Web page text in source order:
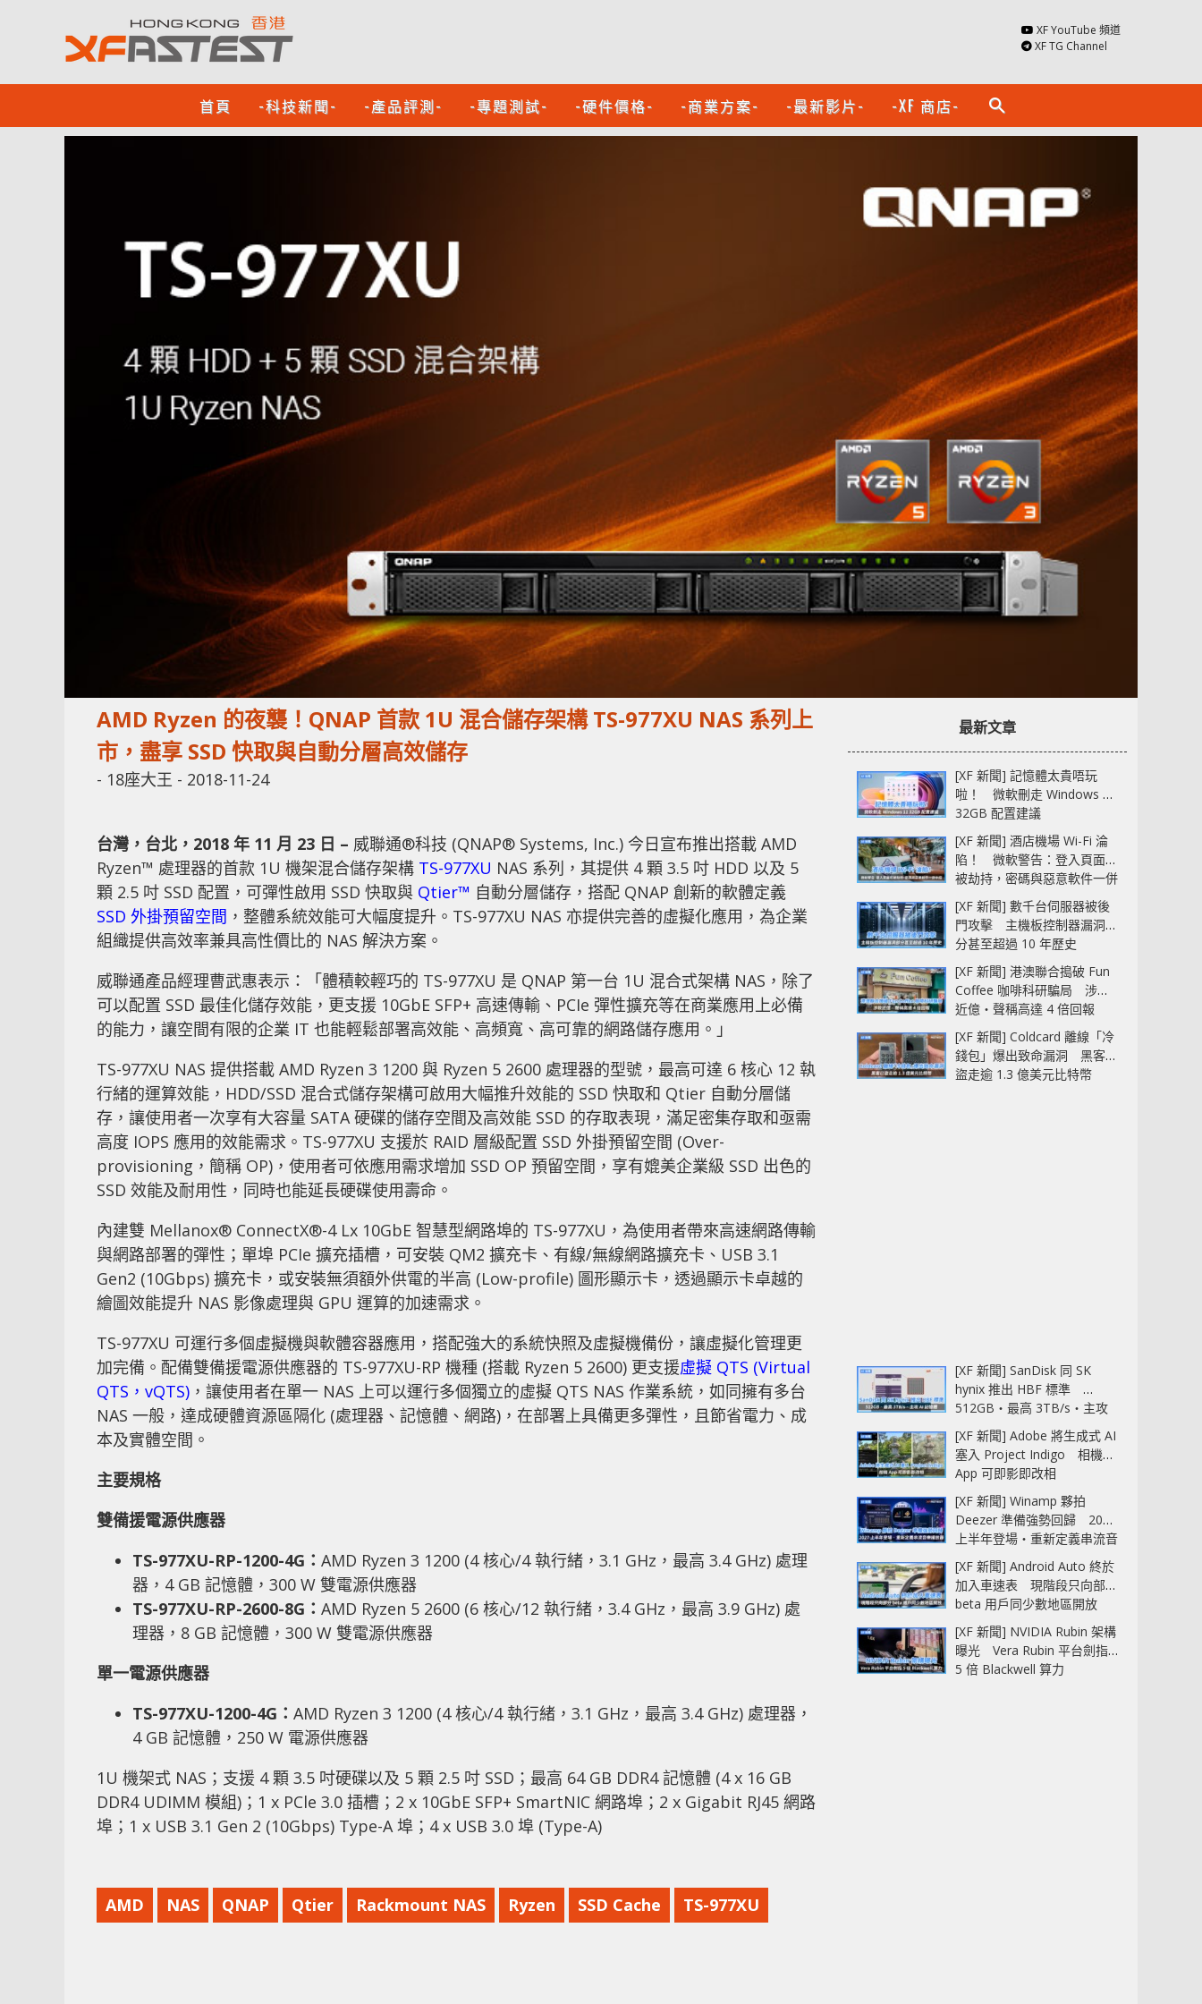
XF YouTube 頻道
XF TG Channel
首頁 -科技新聞- -產品評測- -專題測試- -硬件價格- -商業方案- -最新影片- -XF 商店- search
AMD Ryzen 的夜襲！QNAP 首款 1U 混合儲存架構 TS-977XU NAS 系列上
市，盡享 SSD 快取與自動分層高效儲存
- 18座大王 - 2018-11-24
台灣，台北，2018 年 11 月 23 日 – 威聯通®科技 (QNAP® Systems, Inc.) 今日宣布推出搭載 AMD
Ryzen™ 處理器的首款 1U 機架混合儲存架構 TS-977XU NAS 系列，其提供 4 顆 3.5 吋 HDD 以及 5
顆 2.5 吋 SSD 配置，可彈性啟用 SSD 快取與 Qtier™ 自動分層儲存，搭配 QNAP 創新的軟體定義
SSD 外掛預留空間 ，整體系統效能可大幅度提升。TS-977XU NAS 亦提供完善的虛擬化應用，為企業
組織提供高效率兼具高性價比的 NAS 解決方案。
威聯通產品經理曹武惠表示：「體積較輕巧的 TS-977XU 是 QNAP 第一台 1U 混合式架構 NAS，除了
可以配置 SSD 最佳化儲存效能，更支援 10GbE SFP+ 高速傳輸、PCIe 彈性擴充等在商業應用上必備
的能力，讓空間有限的企業 IT 也能輕鬆部署高效能、高頻寬、高可靠的網路儲存應用。」
TS-977XU NAS 提供搭載 AMD Ryzen 3 1200 與 Ryzen 5 2600 處理器的型號，最高可達 6 核心 12 執
行緒的運算效能，HDD/SSD 混合式儲存架構可啟用大幅推升效能的 SSD 快取和 Qtier 自動分層儲
存，讓使用者一次享有大容量 SATA 硬碟的儲存空間及高效能 SSD 的存取表現，滿足密集存取和亟需
高度 IOPS 應用的效能需求。TS-977XU 支援於 RAID 層級配置 SSD 外掛預留空間 (Over-
provisioning，簡稱 OP)，使用者可依應用需求增加 SSD OP 預留空間，享有媲美企業級 SSD 出色的
SSD 效能及耐用性，同時也能延長硬碟使用壽命。
內建雙 Mellanox® ConnectX®-4 Lx 10GbE 智慧型網路埠的 TS-977XU，為使用者帶來高速網路傳輸
與網路部署的彈性；單埠 PCIe 擴充插槽，可安裝 QM2 擴充卡、有線/無線網路擴充卡、USB 3.1
Gen2 (10Gbps) 擴充卡，或安裝無須額外供電的半高 (Low-profile) 圖形顯示卡，透過顯示卡卓越的
繪圖效能提升 NAS 影像處理與 GPU 運算的加速需求。
TS-977XU 可運行多個虛擬機與軟體容器應用，搭配強大的系統快照及虛擬機備份，讓虛擬化管理更
加完備。配備雙備援電源供應器的 TS-977XU-RP 機種 (搭載 Ryzen 5 2600) 更支援虛擬 QTS (Virtual
QTS，vQTS) ，讓使用者在單一 NAS 上可以運行多個獨立的虛擬 QTS NAS 作業系統，如同擁有多台
NAS 一般，達成硬體資源區隔化 (處理器、記憶體、網路)，在部署上具備更多彈性，且節省電力、成
本及實體空間。
主要規格
雙備援電源供應器
TS-977XU-RP-1200-4G： AMD Ryzen 3 1200 (4 核心/4 執行緒，3.1 GHz，最高 3.4 GHz) 處理
器，4 GB 記憶體，300 W 雙電源供應器
TS-977XU-RP-2600-8G： AMD Ryzen 5 2600 (6 核心/12 執行緒，3.4 GHz，最高 3.9 GHz) 處
理器，8 GB 記憶體，300 W 雙電源供應器
單一電源供應器
TS-977XU-1200-4G： AMD Ryzen 3 1200 (4 核心/4 執行緒，3.1 GHz，最高 3.4 GHz) 處理器，
4 GB 記憶體，250 W 電源供應器
1U 機架式 NAS；支援 4 顆 3.5 吋硬碟以及 5 顆 2.5 吋 SSD；最高 64 GB DDR4 記憶體 (4 x 16 GB
DDR4 UDIMM 模組)；1 x PCle 3.0 插槽；2 x 10GbE SFP+ SmartNIC 網路埠；2 x Gigabit RJ45 網路
埠；1 x USB 3.1 Gen 2 (10Gbps) Type-A 埠；4 x USB 3.0 埠 (Type-A)
AMD NAS QNAP Qtier Rackmount NAS Ryzen SSD Cache TS-977XU
最新文章
[XF 新聞] 記憶體太貴唔玩
啦！ 微軟刪走 Windows 11
32GB 配置建議
[XF 新聞] 酒店機場 Wi-Fi 淪
陷！ 微軟警告：登入頁面可
被劫持，密碼與惡意軟件一併
中招
[XF 新聞] 數千台伺服器被後
門攻擊 主機板控制器漏洞部
分甚至超過 10 年歷史
[XF 新聞] 港澳聯合搗破 Fun
Coffee 咖啡科研騙局 涉款
近億‧聲稱高達 4 倍回報
[XF 新聞] Coldcard 離線「冷
錢包」爆出致命漏洞 黑客已
盜走逾 1.3 億美元比特幣
[XF 新聞] SanDisk 同 SK
hynix 推出 HBF 標準
512GB‧最高 3TB/s‧主攻
AI 記憶體
[XF 新聞] Adobe 將生成式 AI
塞入 Project Indigo 相機
App 可即影即改相
[XF 新聞] Winamp 夥拍
Deezer 準備強勢回歸 2027
上半年登場‧重新定義串流音
樂播放器
[XF 新聞] Android Auto 終於
加入車速表 現階段只向部分
beta 用戶同少數地區開放
[XF 新聞] NVIDIA Rubin 架構
曝光 Vera Rubin 平台劍指
5 倍 Blackwell 算力